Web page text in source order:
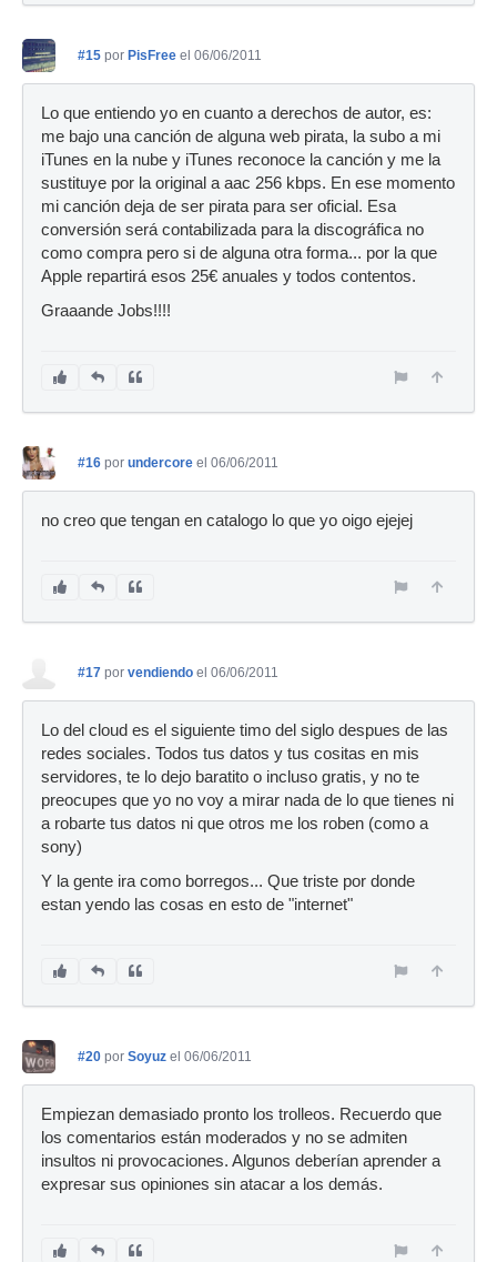
#15 por PisFree el 06/06/2011
Lo que entiendo yo en cuanto a derechos de autor, es:
me bajo una canción de alguna web pirata, la subo a mi
iTunes en la nube y iTunes reconoce la canción y me la
sustituye por la original a aac 256 kbps. En ese momento
mi canción deja de ser pirata para ser oficial. Esa
conversión será contabilizada para la discográfica no
como compra pero si de alguna otra forma... por la que
Apple repartirá esos 25€ anuales y todos contentos.
Graaande Jobs!!!!
#16 por undercore el 06/06/2011
no creo que tengan en catalogo lo que yo oigo ejejej
#17 por vendiendo el 06/06/2011
Lo del cloud es el siguiente timo del siglo despues de las
redes sociales. Todos tus datos y tus cositas en mis
servidores, te lo dejo baratito o incluso gratis, y no te
preocupes que yo no voy a mirar nada de lo que tienes ni
a robarte tus datos ni que otros me los roben (como a
sony)
Y la gente ira como borregos... Que triste por donde
estan yendo las cosas en esto de "internet"
#20 por Soyuz el 06/06/2011
Empiezan demasiado pronto los trolleos. Recuerdo que
los comentarios están moderados y no se admiten
insultos ni provocaciones. Algunos deberían aprender a
expresar sus opiniones sin atacar a los demás.